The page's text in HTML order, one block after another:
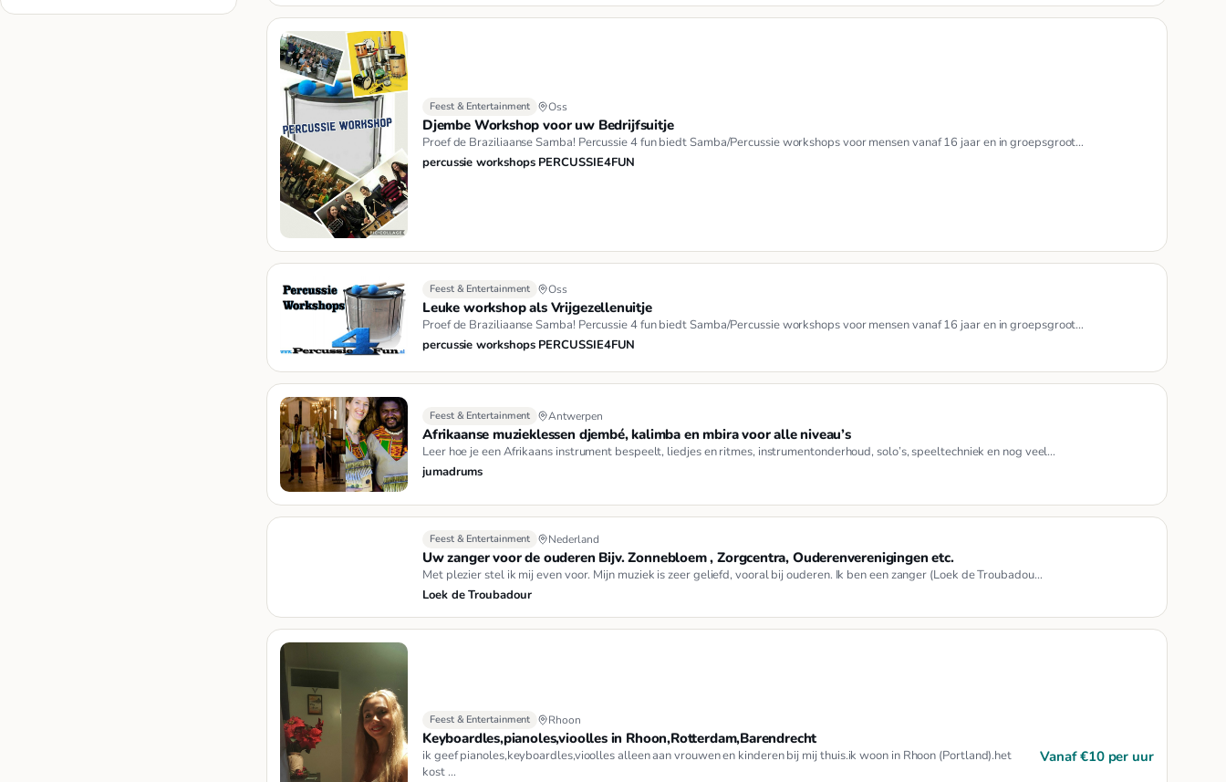
Feest & Entertainment Oss
Djembe Workshop voor uw Bedrijfsuitje
Proef de Braziliaanse Samba! Percussie 4 fun biedt Samba/Percussie workshops voor mensen vanaf 16 jaar en in groepsgroot…
percussie workshops PERCUSSIE4FUN
Feest & Entertainment Oss
Leuke workshop als Vrijgezellenuitje
Proef de Braziliaanse Samba! Percussie 4 fun biedt Samba/Percussie workshops voor mensen vanaf 16 jaar en in groepsgroot…
percussie workshops PERCUSSIE4FUN
Feest & Entertainment Antwerpen
Afrikaanse muzieklessen djembé, kalimba en mbira voor alle niveau’s
Leer hoe je een Afrikaans instrument bespeelt, liedjes en ritmes, instrumentonderhoud, solo’s, speeltechniek en nog veel…
jumadrums
Feest & Entertainment Nederland
Uw zanger voor de ouderen Bijv. Zonnebloem , Zorgcentra, Ouderenverenigingen etc.
Met plezier stel ik mij even voor. Mijn muziek is zeer geliefd, vooral bij ouderen. Ik ben een zanger (Loek de Troubadou…
Loek de Troubadour
Feest & Entertainment Rhoon
Keyboardles,pianoles,vioolles in Rhoon,Rotterdam,Barendrecht
ik geef pianoles,keyboardles,vioolles alleen aan vrouwen en kinderen bij mij thuis.ik woon in Rhoon (Portland).het
kost …
Vanaf €10 per uur